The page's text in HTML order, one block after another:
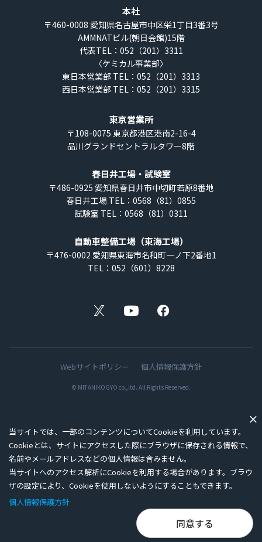
興
業
株
式
会
社
本社
〒460-0008 愛知県名古屋市中区栄1丁目3番3号
AMMNATビル(朝日会館)15階
代表TEL：052（201）3311
〈ケミカル事業部〉
東日本営業部 TEL：052（201）3313
西日本営業部 TEL：052（201）3315
東京営業所
〒108-0075 東京都港区港南2-16-4
品川グランドセントラルタワー8階
春日井工場・試験室
〒486-0925 愛知県春日井市中切町若原8番地
春日井工場 TEL：0568（81）0855
試験室 TEL：0568（81）0311
自動車整備工場（東海工場）
〒476-0002 愛知県東海市名和町一ノ下2番地1
TEL：052（601）8228
YouTube
Webサイトポリシー 個人情報保護方針
© MITANIKOGYO co.,ltd. All Rights Reserved.
当サイトでは、一部のコンテンツについてCookieを利用しています。
Cookieとは、サイトにアクセスした際にブラウザに保存される情報で、
名前やメールアドレスなどの個人情報は含みません。
当サイトへのアクセス解析にCookieを利用する場合があります。ブラウ
ザの設定により、Cookieを使用しないようにすることもできます。
個人情報保護方針
同意する